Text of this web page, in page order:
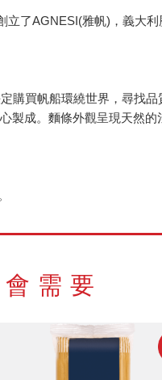
了AGNESI(雅帆)，義大利
購買帆船環繞世界，尋找
成。麵條外觀呈現天然的
需要